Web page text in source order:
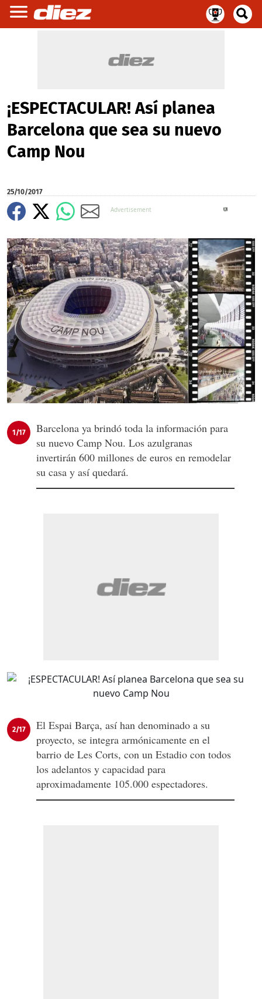
¡ESPECTACULAR! Así planea
Barcelona que sea su nuevo
Camp Nou
25/10/2017
1/17
Barcelona ya brindó toda la información para
su nuevo Camp Nou. Los azulgranas
invertirán 600 millones de euros en remodelar
su casa y así quedará.
2/17
El Espai Barça, así han denominado a su
proyecto, se integra armónicamente en el
barrio de Les Corts, con un Estadio con todos
los adelantos y capacidad para
aproximadamente 105.000 espectadores.
X